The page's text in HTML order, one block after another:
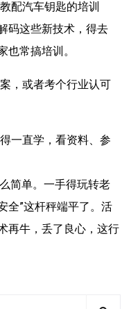
配汽车钥匙的培训
码这些新技术，得去
常搞培训。
，或者考个行业认可
一直学，看资料、参
简单。一手得玩转老
全”这杆秤端平了。活
再牛，丢了良心，这行